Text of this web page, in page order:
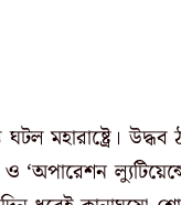
মহারাষ্ট্রে।
‘অপারেশন